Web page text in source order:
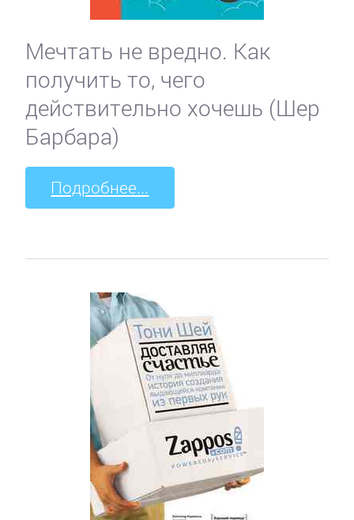
Мечтать не вредно. Как
получить то, чего
действительно хочешь (Шер
Барбара)
Подробнее...